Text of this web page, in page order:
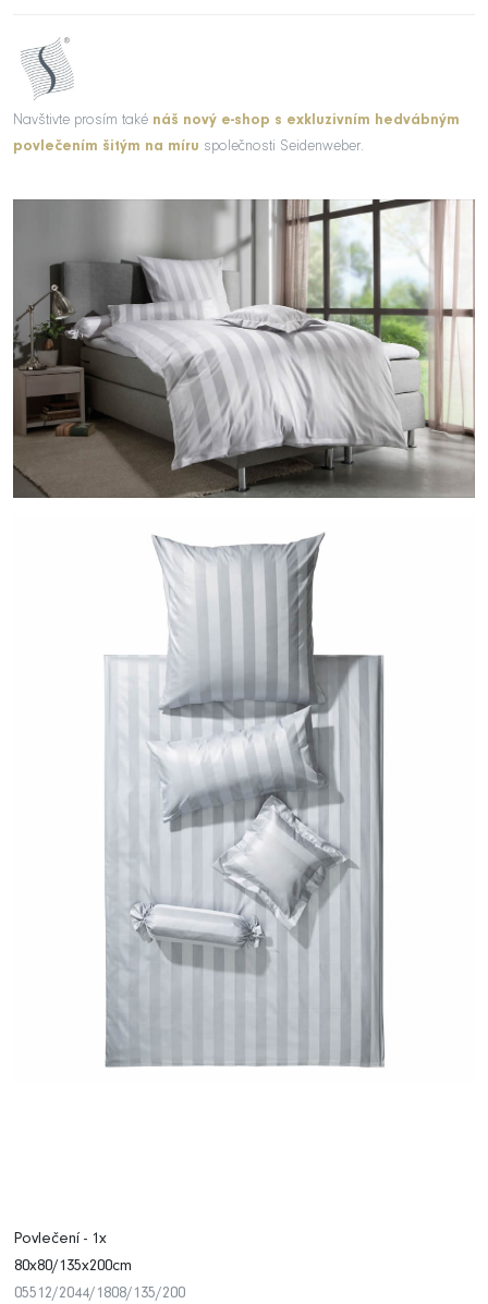
Navštivte prosím také náš nový e-shop s exkluzivním hedvábným
povlečením šitým na míru společnosti Seidenweber.
Povlečení - 1x
80x80/135x200cm
05512/2044/1808/135/200